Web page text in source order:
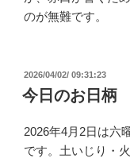
のが無難です。​​​​​​​​​​​​​​​​
投
稿
日:
2026/04/02/ 09:31:23
今日のお日柄
2026年4月2日は六
です。土いじり・